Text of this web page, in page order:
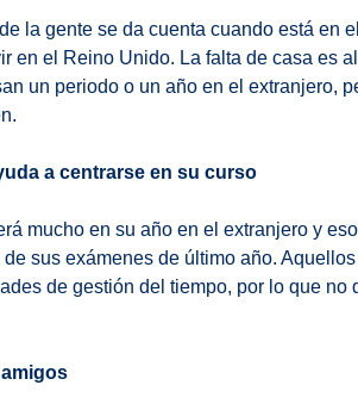
la gente se da cuenta cuando está en
en el Reino Unido. La falta de casa es
un periodo o un año en el extranjero,
a centrarse en su curso
mucho en su año en el extranjero y
sus exámenes de último año.
de gestión del tiempo, por lo que no